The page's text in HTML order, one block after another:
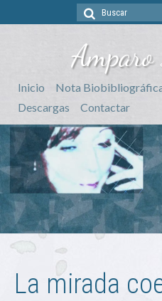
Buscar
Inicio Nota
Descargas
Contactar
La mirada